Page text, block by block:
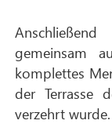
gemeinsam
komplettes
der Terrasse
verzehrt wurde.